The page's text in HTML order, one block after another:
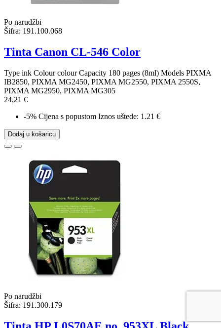
Po narudžbi
Šifra: 191.100.068
Tinta Canon CL-546 Color
Type ink Colour colour Capacity 180 pages (8ml) Models PIXMA
IB2850, PIXMA MG2450, PIXMA MG2550, PIXMA 2550S,
PIXMA MG2950, PIXMA MG305
24,21 €
-5% Cijena s popustom Iznos uštede: 1.21 €
Dodaj u košaricu
Po narudžbi
Šifra: 191.300.179